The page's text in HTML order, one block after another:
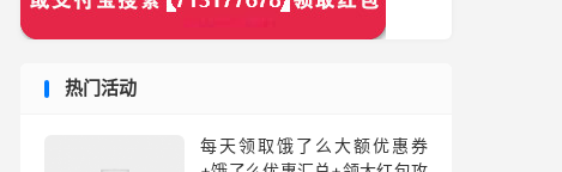
热门活动
每天领取饿了么大额优惠券